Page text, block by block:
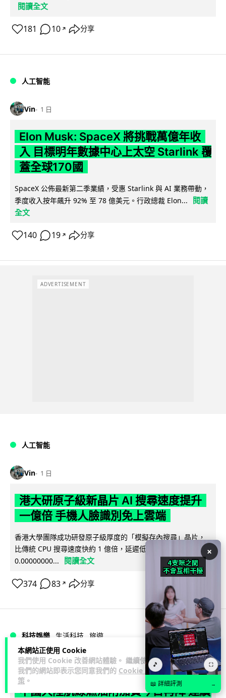
本網站正使用 Cookie
我們使用 Cookie 改善網站體驗。 繼續使用
我們的網站即表示您同意我們的 Cookie 政
策 。
閱讀全文
181 10 ↗ 分享
人工智能
Vin 1 日
Elon Musk: SpaceX 將挑戰萬億年收
入 目標明年數據中心上太空 Starlink 覆
蓋全球170國
SpaceX 公佈最新第二季業績，受惠 Starlink 與 AI 業務帶動，
季度收入按年飆升 92% 至 78 億美元。行政總裁 Elon...
閱讀
全文
140 19 ↗ 分享
ADVERTISEMENT
人工智能
Vin 1 日
港大研原子級新晶片 AI 搜尋速度提升
一億倍 手機人臉識別免上雲端
香港大學團隊成功研發原子級厚度的「模擬存內搜尋」晶片，
比傳統 CPU 搜尋速度快約 1 億倍，延遲低至 36 皮秒（即
0.00000000...
閱讀全文
374 83 ↗ 分享
科技娛樂 生活科技 旅遊
Lawton 1 日
中國大陸航線燃油附加費今日再降 連續
×
🎵 ⛶
📖 詳細評測 →